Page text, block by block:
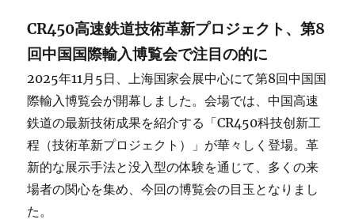
生
鮮
品
が
専
座
席
で
CR450高速鉄道技術革新プロジェクト、第8
回中国国際輸入博覧会で注目の的に
2025年11月5日、上海国家会展中心にて第8回中国国
際輸入博覧会が開幕しました。会場では、中国高速
鉄道の最新技術成果を紹介する「CR450科技创新工
程（技術革新プロジェクト）」が華々しく登場。革
新的な展示手法と没入型の体験を通じて、多くの来
場者の関心を集め、今回の博覧会の目玉となりまし
た。